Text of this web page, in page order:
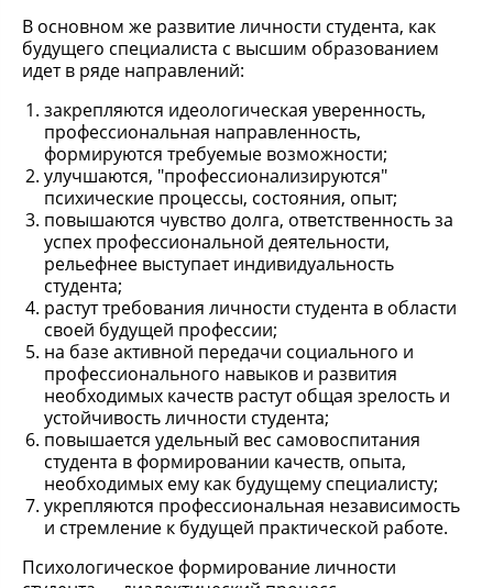
В основном же развитие личности студента, как
будущего специалиста с высшим образованием
идет в ряде направлений:
закрепляются идеологическая уверенность,
профессиональная направленность,
формируются требуемые возможности;
улучшаются, "профессионализируются"
психические процессы, состояния, опыт;
повышаются чувство долга, ответственность за
успех профессиональной деятельности,
рельефнее выступает индивидуальность
студента;
растут требования личности студента в области
своей будущей профессии;
на базе активной передачи социального и
профессионального навыков и развития
необходимых качеств растут общая зрелость и
устойчивость личности студента;
повышается удельный вес самовоспитания
студента в формировании качеств, опыта,
необходимых ему как будущему специалисту;
укрепляются профессиональная независимость
и стремление к будущей практической работе.
Психологическое формирование личности